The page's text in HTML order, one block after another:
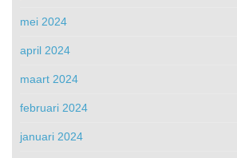
mei 2024
april 2024
maart 2024
februari 2024
januari 2024